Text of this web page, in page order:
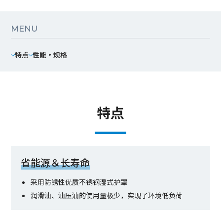
MENU
特点 性能·规格
特点
省能源＆长寿命
采用防锈性优质不锈钢湿式护罩
润滑油、油压油的使用量极少，实现了环境低负荷